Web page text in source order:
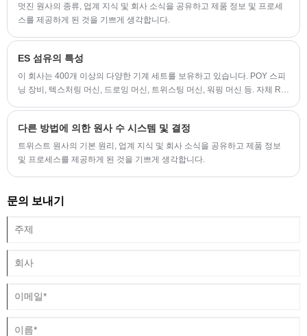
멋진 원사의 종류, 업계 지식 및 회사 소식을 공유하고 제품 정보 및 프로세
스를 제공하게 된 것을 기쁘게 생각합니다.
ES 섬유의 특성
이 회사는 400개 이상의 다양한 기계 세트를 보유하고 있습니다. POY 스피
닝 장비, 텍스처링 머신, 드로잉 머신, 트위스팅 머신, 워핑 머신 등. 자체 R &
다른 방법에 의한 원사 수 시스템 및 결정
트위스트 원사의 기본 원리, 업계 지식 및 회사 소식을 공유하고 제품 정보
및 프로세스를 제공하게 된 것을 기쁘게 생각합니다.
문의 보내기